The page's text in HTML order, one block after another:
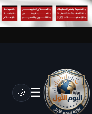
☰
🌙